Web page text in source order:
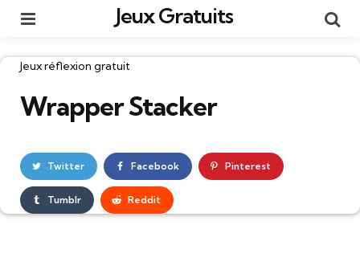
Jeux Gratuits
Catégories
Jeux réflexion gratuit
Wrapper Stacker
Twitter Facebook Pinterest
Tumblr Reddit